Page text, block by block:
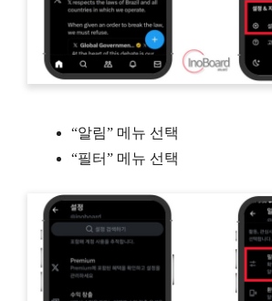
“알림” 메뉴 선택
“필터” 메뉴 선택